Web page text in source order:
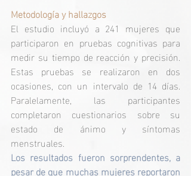
Metodología y hallazgos
El estudio incluyó a 241 mujeres que
participaron en pruebas cognitivas para
medir su tiempo de reacción y precisión.
Estas pruebas se realizaron en dos
ocasiones, con un intervalo de 14 días.
Paralelamente, las participantes
completaron cuestionarios sobre su
estado de ánimo y síntomas
menstruales.
Los resultados fueron sorprendentes, a
pesar de que muchas mujeres reportaron